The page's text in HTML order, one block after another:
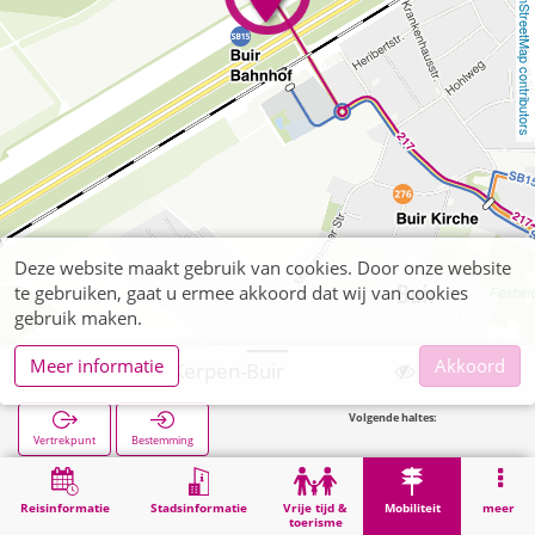
OpenStreetMap contributors
Reisinformatie Stadsinformatie
Vrije tijd &
toerisme
Mobiliteit meer
Kerpen, P+R Kerpen-Buir
Vertrekpunt Bestemming
Volgende haltes:
Mobiliteit Kerpen, P+R Kerpen-Buir
Deze website maakt gebruik van cookies. Door onze website
te gebruiken, gaat u ermee akkoord dat wij van cookies
gebruik maken.
Meer informatie
Akkoord